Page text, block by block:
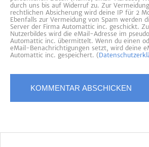
durch uns bis auf Widerruf zu. Zur
rechtlichen Absicherung wird deine IP für 2
Ebenfalls zur Vermeidung von Spam werden
Server der Firma Automattic inc. geschickt.
Nutzerbildes wird die eMail-Adresse im
Automattic inc. übermittelt. Wenn du einen
eMail-Benachrichtigungen setzt, wird deine
Automattic inc. gespeichert. (